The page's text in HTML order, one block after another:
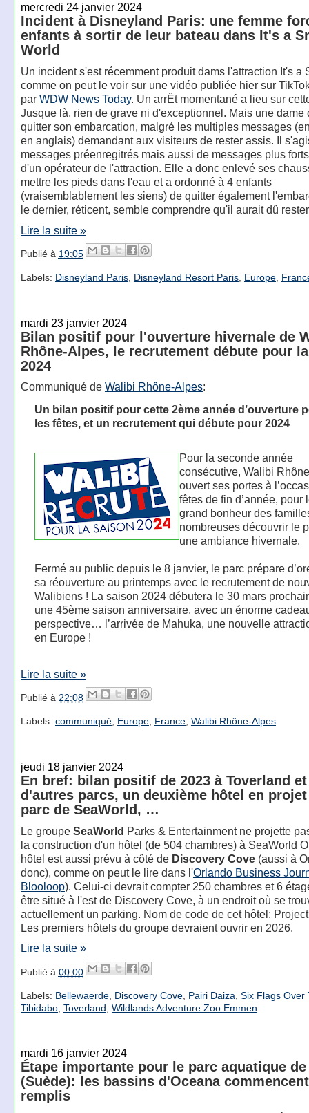
mercredi 24 janvier 2024
Incident à Disneyland Paris: une femme
enfants à sortir de leur bateau dans It's a
World
Un incident s'est récemment produit dams l'attraction It's a
comme on peut le voir sur une vidéo publiée hier sur
par WDW News Today. Un arrÊt momentané a lieu sur
Jusque là, rien de grave ni d'exceptionnel. Mais une dame
quitter son embarcation, malgré les multiples messages
en anglais) demandant aux visiteurs de rester assis. Il
messages préenregitrés mais aussi de messages plus
d'un opérateur de l'attraction. Elle a donc enlevé ses
mettre les pieds dans l'eau et a ordonné à 4 enfants
(vraisemblablement les siens) de quitter également
le dernier, réticent, semble comprendre qu'il aurait dû
Lire la suite »
Publié à 19:05
Labels: Disneyland Paris, Disneyland Resort Paris, Europe,
mardi 23 janvier 2024
Bilan positif pour l'ouverture hivernale de
Rhône-Alpes, le recrutement débute pour
2024
Communiqué de Walibi Rhône-Alpes:
Un bilan positif pour cette 2ème année d’ouverture
les fêtes, et un recrutement qui débute pour 2024
Pour la seconde année
consécutive, Walibi
ouvert ses portes à
fêtes de fin d’année, pour
grand bonheur des
nombreuses découvrir le
une ambiance hivernale.
Fermé au public depuis le 8 janvier, le parc prépare
sa réouverture au printemps avec le recrutement de
Walibiens ! La saison 2024 débutera le 30 mars
une 45ème saison anniversaire, avec un énorme
perspective… l’arrivée de Mahuka, une nouvelle
en Europe !
Lire la suite »
Publié à 22:08
Labels: communiqué, Europe, France, Walibi Rhône-Alpes
jeudi 18 janvier 2024
En bref: bilan positif de 2023 à Toverland
d'autres parcs, un deuxième hôtel en
parc de SeaWorld, …
Le groupe SeaWorld Parks & Entertainment ne projette
la construction d'un hôtel (de 504 chambres) à SeaWorld
hôtel est aussi prévu à côté de Discovery Cove(aussi à
donc), comme on peut le lire dans l'Orlando Business
Blooloop). Celui-ci devrait compter 250 chambres et 6
être situé à l'est de Discovery Cove, à un endroit où se
actuellement un parking. Nom de code de cet hôtel:
Les premiers hôtels du groupe devraient ouvrir en 2026.
Lire la suite »
Publié à 00:00
Labels: Bellewaerde, Discovery Cove, Pairi Daiza Six Flags Over
Tibidabo, Toverland Wildlands Adventure Zoo Emmen
mardi 16 janvier 2024
Étape importante pour le parc aquatique
(Suède): les bassins d'Oceana
remplis